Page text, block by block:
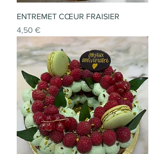
ENTREMET CŒUR FRAISIER
Prix
4,50 €